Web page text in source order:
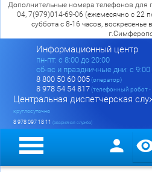
Дополнительные номера телефонов для
04, 7(979)014-69-06 (ежемесячно с 22
суббота с 8-16 часов,
Информационный центр
пн-пт: c 8:00 до 20:00
сб-вс и праздничные дни: с 9:00
8 800 50 60 005(оператор)
8 978 54 54 817(телефонный робот -
Центральная диспетчерская
круглосуточно
8 978 097 18 11 (аварийная служба)